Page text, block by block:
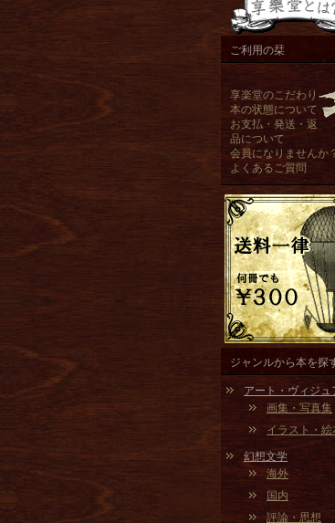
ご利用の栞
享楽堂のこだわり
本の状態について
お支払・発送・返
品について
会員になりませんか
よくあるご質問
ジャンルから本を探
アート・ヴィジュ
画集・写真集
イラスト・絵
幻想文学
海外
国内
評論・思想